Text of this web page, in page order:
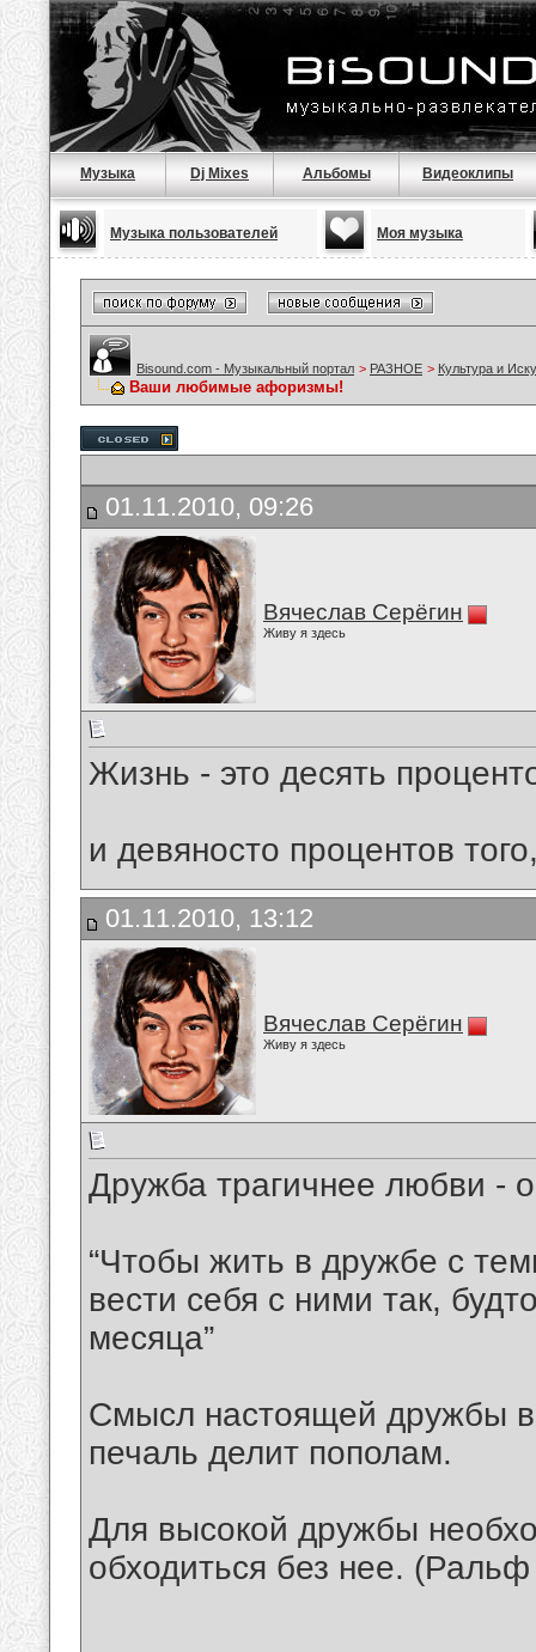
Музыка Dj Mixes Альбомы Видеоклипы
Музыка пользователей Моя музыка
Bisound.com - Музыкальный портал > РАЗНОЕ > Культура и
Ваши любимые афоризмы!
01.11.2010, 09:26
Вячеслав Серёгин
Живу я здесь
Жизнь - это десять
и девяносто процентов
01.11.2010, 13:12
Вячеслав Серёгин
Живу я здесь
Дружба трагичнее любви -
“Чтобы жить в дружбе с
вести себя с ними так,
месяца”
Смысл настоящей дружбы в
печаль делит пополам.
Для высокой дружбы
обходиться без нее.